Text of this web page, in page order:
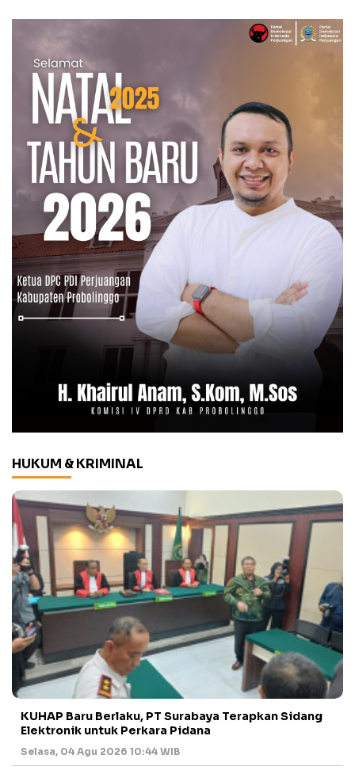
HUKUM & KRIMINAL
KUHAP Baru Berlaku, PT Surabaya Terapkan Sidang
Elektronik untuk Perkara Pidana
Selasa, 04 Agu 2026 10:44 WIB